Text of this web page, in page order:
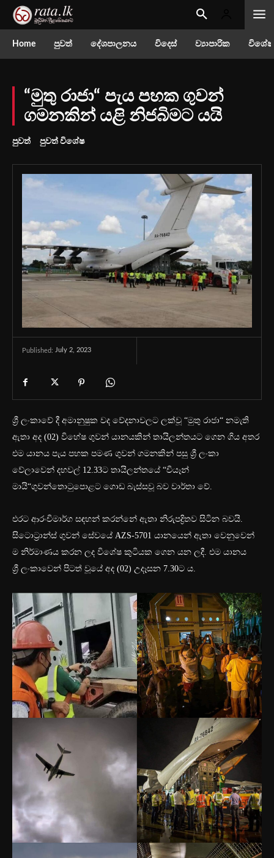
Home පුවත් දේශපාලනය විදෙස් ව්‍යාපාරික
“මුතු රාජා“ පැය පහක ගුවන්
ගමනකින් යළි නිජබිමට යයි
පුවත් පුවත් විශේෂ
Published: July 2, 2023
ශ්‍රී ලංකාවේ දී අමානුෂුක වද වේදනාවලට ලක්වූ “මුතු රාජා“ නමැති
ඇතා අද (02) විහේෂ ගුවන් යානයකින් තායිලන්තයට ගෙන ගිය අතර
එම යානය පැය පහක පමණ ගුවන් ගමනකින් පසු ශ්‍රී ලංකා
වේලාවෙන් දහවල් 12.33ට තායිලන්තයේ “චියෑන්
මායි“ගුවන්තොටුපොළට ගොඩ බැස්සවූ බව වාර්තා වේ.
එරට ආරංචිමාර්ග සඳහන් කරන්නේ ඇතා නිරුපද්‍රිතව සිටින බවයි.
සිටොට්‍රාන්ස් ගුවන් සේවයේ AZS-5701 යානයෙන් ඇතා වෙනුවෙන්
ම නිර්මාණය කරන ලද විශේෂ කුටියක ගෙන යන ලදී. එම යානය
ශ්‍රී ලංකාවෙන් පිටත් වූයේ අද (02) උදෑසන 7.30ට ය.